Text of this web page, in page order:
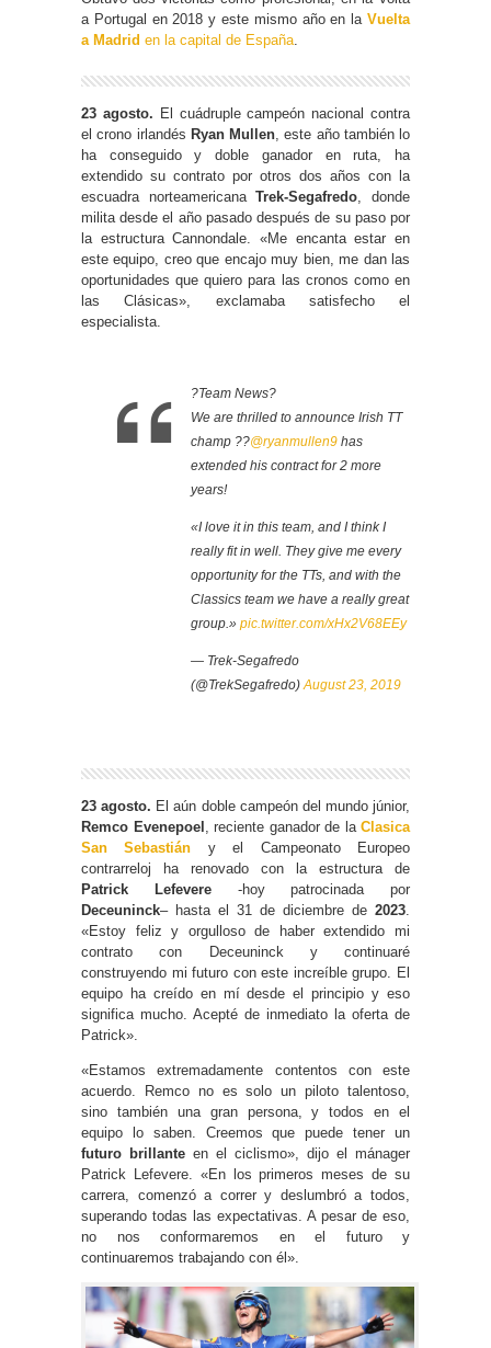
a Portugal en 2018 y este mismo año en la Vuelta
a Madrid en la capital de España
23 agosto. El cuádruple campeón nacional contra
el crono irlandés Ryan Mullen , este año también lo
ha conseguido y doble ganador en ruta, ha
extendido su contrato por otros dos años con la
escuadra norteamericanaTrek-Segafredo , donde
milita desde el año pasado después de su paso por
la estructura Cannondale. «Me encanta estar en
este equipo, creo que encajo muy bien, me dan las
oportunidades que quiero para las cronos como en
las Clásicas», exclamaba satisfecho el
especialista.
?Team News?
We are thrilled to announce Irish TT
champ ??@ryanmullen9 has
extended his contract for 2 more
years!
«I love it in this team, and I think I
really fit in well. They give me every
opportunity for the TTs, and with the
Classics team we have a really great
group.» pic.twitter.com/xHx2V68EEy
— Trek-Segafredo
(@TrekSegafredo)August 23, 2019
23 agosto. El aún doble campeón del mundo júnior,
Remco Evenepoel
, reciente ganador de la Clasica
San Sebastián y el Campeonato Europeo
contrarreloj ha renovado con la estructura de
Patrick Lefevere-hoy patrocinada por
Deceuninck– hasta el 31 de diciembre de 2023
«Estoy feliz y orgulloso de haber extendido mi
contrato con Deceuninck y continuaré
construyendo mi futuro con este increíble grupo. El
equipo ha creído en mí desde el principio y eso
significa mucho. Acepté de inmediato la oferta de
Patrick».
«Estamos extremadamente contentos con este
acuerdo. Remco no es solo un piloto talentoso,
sino también una gran persona, y todos en el
equipo lo saben. Creemos que puede tener un
futuro brillante en el ciclismo», dijo el mánager
Patrick Lefevere. «En los primeros meses de su
carrera, comenzó a correr y deslumbró a todos,
superando todas las expectativas. A pesar de eso,
no nos conformaremos en el futuro y
continuaremos trabajando con él».